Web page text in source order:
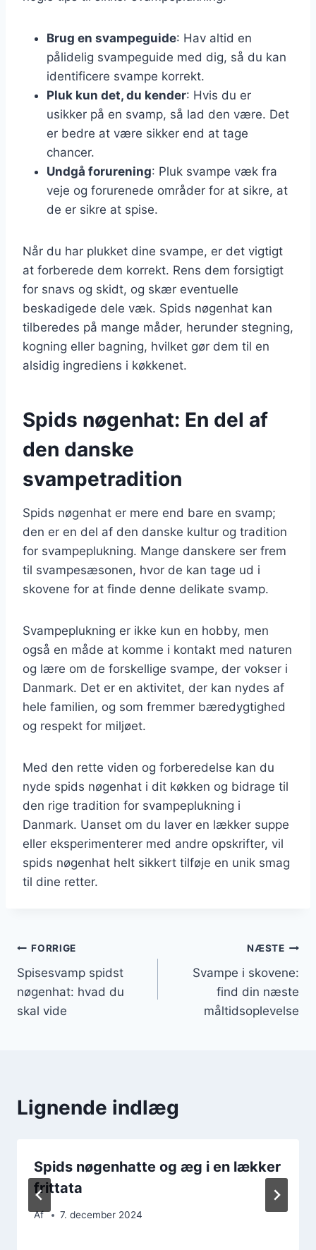
Brug en svampeguide: Hav altid en
pålidelig svampeguide med dig, så du kan
identificere svampe korrekt.
Pluk kun det, du kender: Hvis du er
usikker på en svamp, så lad den være. Det
er bedre at være sikker end at tage
chancer.
Undgå forurening: Pluk svampe væk fra
veje og forurenede områder for at sikre, at
de er sikre at spise.
Når du har plukket dine svampe, er det vigtigt
at forberede dem korrekt. Rens dem forsigtigt
for snavs og skidt, og skær eventuelle
beskadigede dele væk. Spids nøgenhat kan
tilberedes på mange måder, herunder stegning,
kogning eller bagning, hvilket gør dem til en
alsidig ingrediens i køkkenet.
Spids nøgenhat: En del af
den danske
svampetradition
Spids nøgenhat er mere end bare en svamp;
den er en del af den danske kultur og tradition
for svampeplukning. Mange danskere ser frem
til svampesæsonen, hvor de kan tage ud i
skovene for at finde denne delikate svamp.
Svampeplukning er ikke kun en hobby, men
også en måde at komme i kontakt med naturen
og lære om de forskellige svampe, der vokser i
Danmark. Det er en aktivitet, der kan nydes af
hele familien, og som fremmer bæredygtighed
og respekt for miljøet.
Med den rette viden og forberedelse kan du
nyde spids nøgenhat i dit køkken og bidrage til
den rige tradition for svampeplukning i
Danmark. Uanset om du laver en lækker suppe
eller eksperimenterer med andre opskrifter, vil
spids nøgenhat helt sikkert tilføje en unik smag
til dine retter.
Indlægsnavigation
FORRIGE
Spisesvamp spidst
nøgenhat: hvad du
skal vide
NÆSTE
Svampe i skovene:
find din næste
måltidsoplevelse
Lignende indlæg
Spids nøgenhatte og æg i en lækker
frittata
Af 7. december 2024